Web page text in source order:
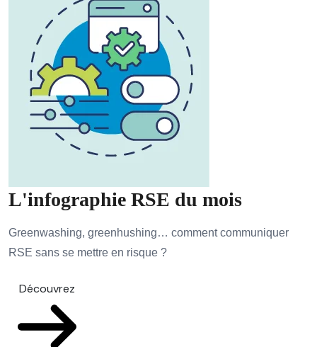
L'infographie RSE du mois
Greenwashing, greenhushing… comment communiquer
RSE sans se mettre en risque ?
Découvrez